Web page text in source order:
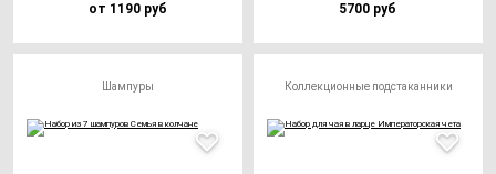
от 1190 руб 5700 руб
Шампуры Коллекционные подстаканники